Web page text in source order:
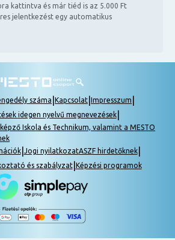
kattintva és már tiéd is az 5.000 Ft
jelentkezést egy automatikus
száma Kapcsolat Impresszum
idegen nyelvű megnevezések|
Iskola és Technikum, valamint a MESTO
| Jogi nyilatkozatASZF hirdetőknek|
és szabályzat| Képzési programok